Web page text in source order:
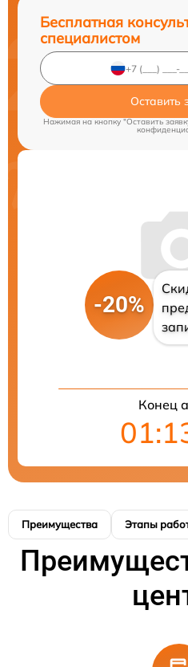
Бесплатная
специалистом
Оставить
Нажимая на кнопку "Оставить
-20%
Конец
Преимущества Этапы